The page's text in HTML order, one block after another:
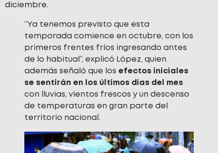
diciembre.
“Ya tenemos previsto que esta
temporada comience en octubre, con los
primeros frentes fríos ingresando antes
de lo habitual”, explicó López, quien
además señaló que los efectos iniciales
se sentirán en los últimos días del mes
con lluvias, vientos frescos y un descenso
de temperaturas en gran parte del
territorio nacional.